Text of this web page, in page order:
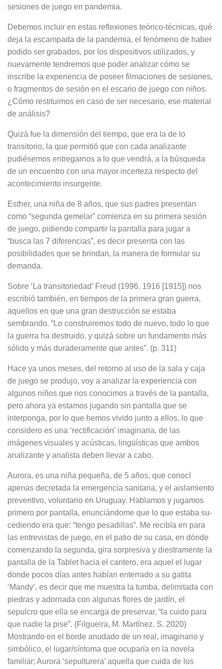
sesiones de juego en pandemia.
Debemos incluir en estas reflexiones teórico-técnicas, qué
deja la escampa­da de la pandemia, el fenómeno de haber
podido ser grabados, por los dispositivos utilizados, y
nuevamente tendremos que poder analizar cómo se
inscribe la experiencia de poseer filma­ciones de sesiones,
o fragmentos de sesión en el escario de juego con niños.
¿Cómo restituimos en caso de ser ne­cesario, ese material
de análisis?
Quizá fue la dimensión del tiempo, que era la de lo
transitorio, la que permitió que con cada analizante
pudiésemos entregarnos a lo que vendrá, a la bús­queda
de un encuentro con una mayor incerteza respecto del
acontecimiento insurgente.
Esther, una niña de 8 años, que sus padres presentan
como “segunda ge­melar” comienza en su primera sesión
de juego, pidiendo compartir la pantalla para jugar a
“busca las 7 diferencias”, es decir presenta con las
posibilidades que se brindan, la manera de formular su
demanda.
Sobre ‘La transitoriedad’ Freud (1996. 1916 [1915]) nos
escribió también, en tiempos de la primera gran guerra,
aquellos en que una gran destrucción se estaba
sembrando. “Lo construire­mos todo de nuevo, todo lo que
la gue­rra ha destruido, y quizá sobre un fun­damento más
sólido y más duradera­mente que antes”. (p. 311)
Hace ya unos meses, del retorno al uso de la sala y caja
de juego se produjo, voy a analizar la experiencia con
algu­nos niños que nos conocimos a través de la pantalla,
pero ahora ya estamos jugando sin pantalla que se
interponga, por lo que hemos vivido junto a ellos, lo que
considero es una ‘rectificación’ imaginaria, de las
imágenes visuales y acústicas, lingüísticas que ambos
ana­lizante y analista deben llevar a cabo.
Aurora, es una niña pequeña, de 5 años, que conocí
apenas decretada la emergencia sanitaria, y el aislamiento
preventivo, voluntario en Uruguay. Ha­blamos y jugamos
primero por pantalla, enunciándome que lo que estaba su­
cediendo era que: “tengo pesadillas”. Me recibía en para
las entrevistas de juego, en el patio de su casa, en dónde
comenzando la segunda, gira sorpresi­va y diestramente la
pantalla de la Ta­blet hacia el cantero, era aquel el lugar
donde pocos días antes habían ente­rrado a su gatita
‘Mandy’, es decir que me muestra la tumba, delimitada con
piedras y adornada con algunas flores de jardín, el
sepulcro que ella se en­carga de preservar, “la cuido para
que nadie la pise”. (Filgueira, M. Martínez, S. 2020)
Mostrando en el borde anuda­do de un real, imaginario y
simbólico, el lugar/síntoma que ocuparía en la nove­la
familiar; Aurora ‘sepulturera’ aquella que cuida de los